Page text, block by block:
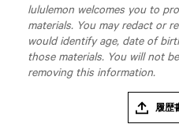
lululemon welcomes you to
materials. You may redact or
would identify age, date of
those materials. You will not
removing this information.
履歴